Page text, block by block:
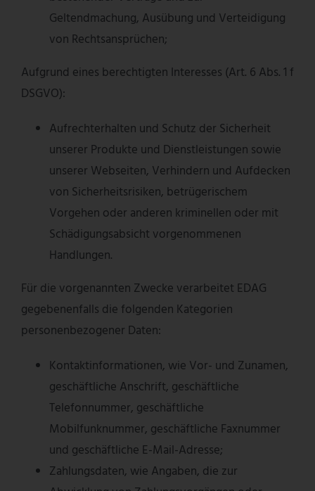
Geltendmachung, Ausübung und Verteidigung
von Rechtsansprüchen;
Aufgrund eines berechtigten Interesses (Art. 6 Abs. 1 f
DSGVO):
Aufrechterhalten und Schutz der Sicherheit
unserer Produkte und Dienstleistungen sowie
unserer Webseiten, Verhindern und Aufdecken
von Sicherheitsrisiken, betrügerischem
Vorgehen oder anderen kriminellen oder mit
Schädigungsabsicht vorgenommenen
Handlungen.
Für die vorgenannten Zwecke verarbeitet EDAG
gegebenenfalls die folgenden Kategorien
personenbezogener Daten:
Kontaktinformationen, wie Vor- und Zunamen,
geschäftliche Anschrift, geschäftliche
Telefonnummer, geschäftliche
Mobilfunknummer, geschäftliche Faxnummer
und geschäftliche E-Mail-Adresse;
Zahlungsdaten, wie Angaben, die zur